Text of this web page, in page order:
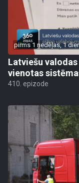
pirms 1 nedēļas, 1
Latviešu
vienotas
410. epizode